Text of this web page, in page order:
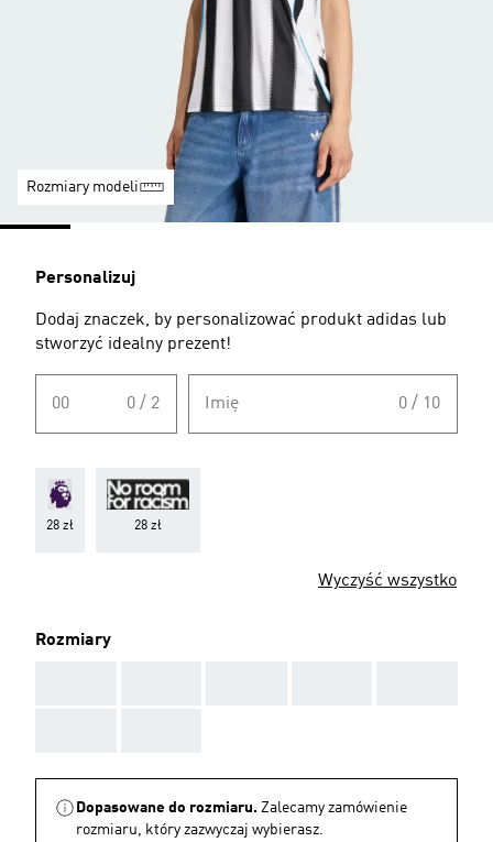
Rozmiary modeli
Personalizuj
Dodaj znaczek, by personalizować produkt adidas lub
stworzyć idealny prezent!
00 0 / 2 Imię 0 / 10
28 zł 28 zł
Wyczyść wszystko
Rozmiary
Dopasowane do rozmiaru. Zalecamy zamówienie
rozmiaru, który zazwyczaj wybierasz.